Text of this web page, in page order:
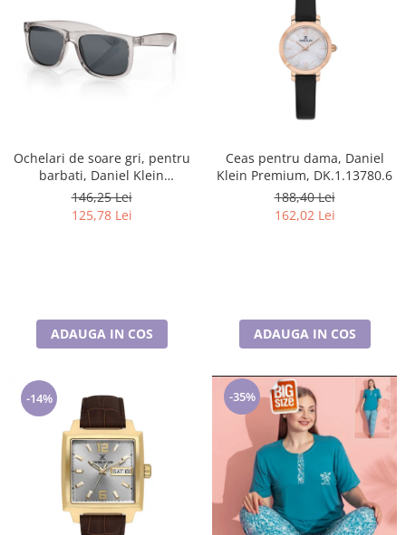
Ochelari de soare gri, pentru
barbati, Daniel Klein
Sunglasses, DK3254-3
146,25 Lei
125,78 Lei
ADAUGA IN COS
Ceas pentru dama, Daniel
Klein Premium, DK.1.13780.6
188,40 Lei
162,02 Lei
ADAUGA IN COS
-14% -35%